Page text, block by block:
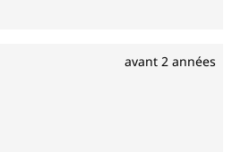
avant 2 années